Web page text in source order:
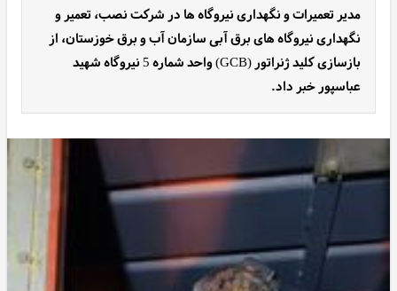
مدیر تعمیرات و نگهداری نیروگاه ها در شرکت نصب، تعمیر و
نگهداری نیروگاه های برق آبی سازمان آب و برق خوزستان، از
بازسازی کلید ژنراتور (GCB) واحد شماره 5 نیروگاه شهید
عباسپور خبر داد.